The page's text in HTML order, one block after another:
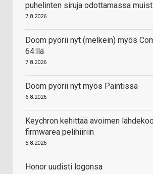
puhelinten siruja odottamassa
7.8.2026
Doom pyörii nyt (melkein) myös
64:llä
7.8.2026
Doom pyörii nyt myös Paintissa
6.8.2026
Keychron kehittää avoimen
firmwarea pelihiiriin
5.8.2026
Honor uudisti logonsa